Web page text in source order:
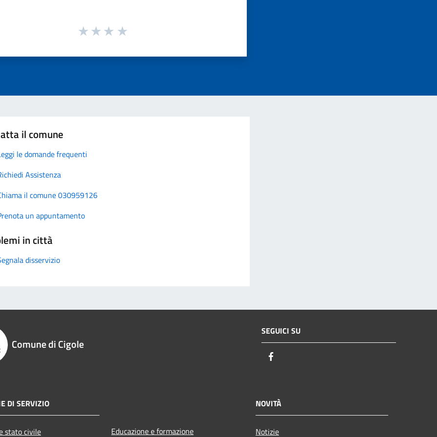
il comune
le domande frequenti
Assistenza
il comune 030959126
un appuntamento
in città
disservizio
Comune di Cigole
SEGUICI SU
DI SERVIZIO
stato civile Educazione e formazione
NOVITÀ
Notizie